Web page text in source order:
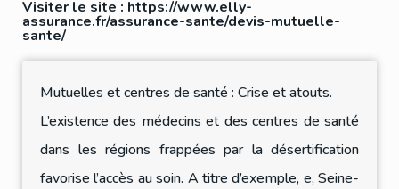
Visiter le site : https://www.elly-
assurance.fr/assurance-sante/devis-mutuelle-
sante/
Mutuelles et centres de santé : Crise et atouts.
L’existence des médecins et des centres de santé
dans les régions frappées par la désertification
favorise l’accès au soin. A titre d’exemple, e, Seine-